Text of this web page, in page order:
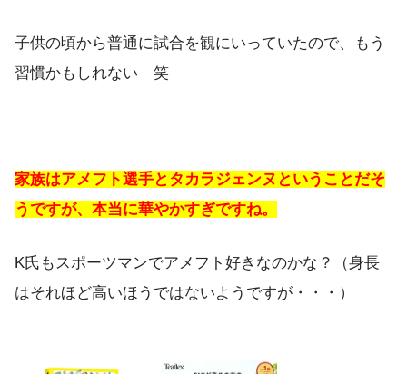
子供の頃から普通に試合を観にいっていたので、もう
習慣かもしれない 笑
家族はアメフト選手とタカラジェンヌということだそ
うですが、本当に華やかすぎですね。
K氏もスポーツマンでアメフト好きなのかな？（身長
はそれほど高いほうではないようですが・・・）